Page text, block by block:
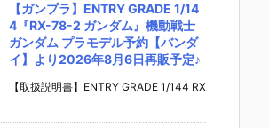
【ガンプラ】ENTRY GRADE 1/14
4『RX-78-2 ガンダム』機動戦士
ガンダム プラモデル予約【バンダ
イ】より2026年8月6日再販予定♪
【取扱説明書】ENTRY GRADE 1/144 RX